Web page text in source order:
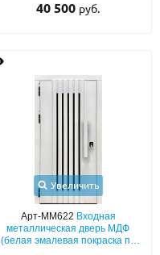
декором
40 500 руб.
Увеличить
Арт-ММ622 Входная
металлическая дверь МДФ
(белая эмалевая покраска по